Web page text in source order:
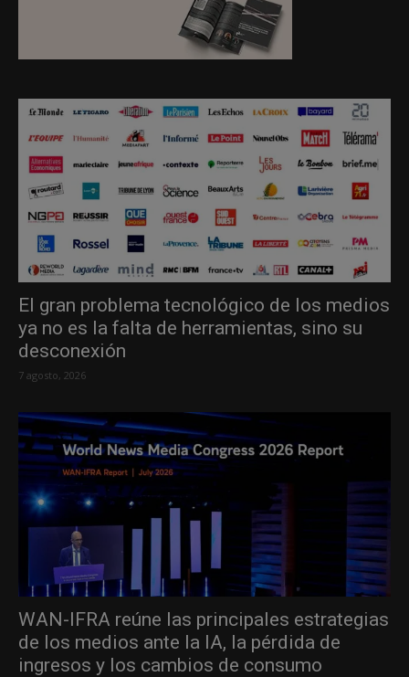
El gran problema tecnológico de los medios
ya no es la falta de herramientas, sino su
desconexión
7 agosto, 2026
WAN-IFRA reúne las principales estrategias
de los medios ante la IA, la pérdida de
ingresos y los cambios de consumo